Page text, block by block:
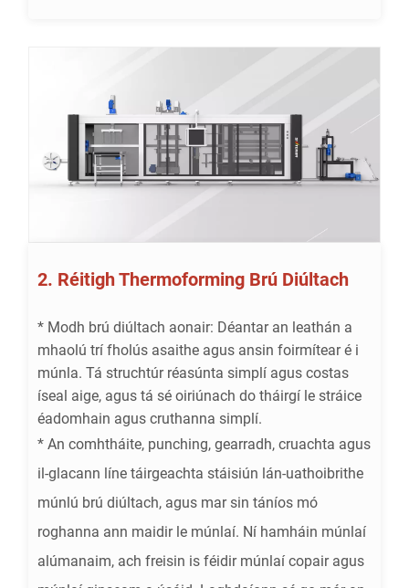
2. Réitigh Thermoforming Brú Diúltach
* Modh brú diúltach aonair: Déantar an leathán a
mhaolú trí fholús asaithe agus ansin foirmítear é i
múnla. Tá struchtúr réasúnta simplí agus costas
íseal aige, agus tá sé oiriúnach do tháirgí le stráice
éadomhain agus cruthanna simplí.
* An comhtháite, punching, gearradh, cruachta agus
il-glacann líne táirgeachta stáisiún lán-uathoibrithe
múnlú brú diúltach, agus mar sin táníos mó
roghanna ann maidir le múnlaí. Ní hamháin múnlaí
alúmanaim, ach freisin is féidir múnlaí copair agus